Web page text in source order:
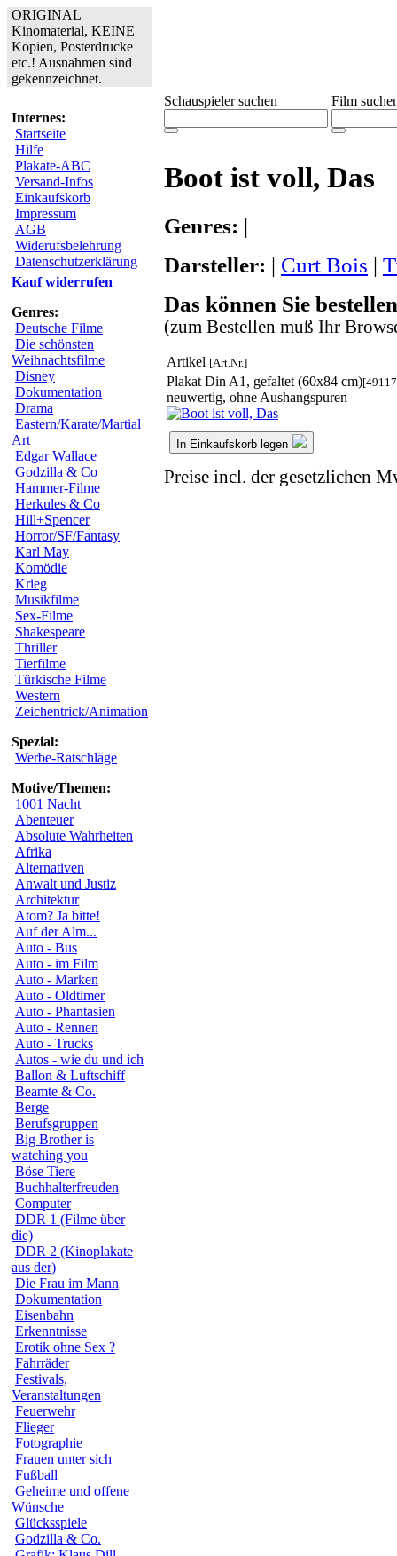
ORIGINAL
Kinomaterial, KEINE
Kopien, Posterdrucke
etc.! Ausnahmen sind
gekennzeichnet.
Internes:
Startseite
Hilfe
Plakate-ABC
Versand-Infos
Einkaufskorb
Impressum
AGB
Widerufsbelehrung
Datenschutzerklärung
Kauf widerrufen
Genres:
Deutsche Filme
Die schönsten
Weihnachtsfilme
Disney
Dokumentation
Drama
Eastern/Karate/Martial
Art
Edgar Wallace
Godzilla & Co
Hammer-Filme
Herkules & Co
Hill+Spencer
Horror/SF/Fantasy
Karl May
Komödie
Krieg
Musikfilme
Sex-Filme
Shakespeare
Thriller
Tierfilme
Türkische Filme
Western
Zeichentrick/Animation
Spezial:
Werbe-Ratschläge
Motive/Themen:
1001 Nacht
Abenteuer
Absolute Wahrheiten
Afrika
Alternativen
Anwalt und Justiz
Architektur
Atom? Ja bitte!
Auf der Alm...
Auto - Bus
Auto - im Film
Auto - Marken
Auto - Oldtimer
Auto - Phantasien
Auto - Rennen
Auto - Trucks
Autos - wie du und ich
Ballon & Luftschiff
Beamte & Co.
Berge
Berufsgruppen
Big Brother is
watching you
Böse Tiere
Buchhalterfreuden
Computer
DDR 1 (Filme über
die)
DDR 2 (Kinoplakate
aus der)
Die Frau im Mann
Dokumentation
Eisenbahn
Erkenntnisse
Erotik ohne Sex ?
Fahrräder
Festivals,
Veranstaltungen
Feuerwehr
Flieger
Fotographie
Frauen unter sich
Fußball
Geheime und offene
Wünsche
Glücksspiele
Godzilla & Co.
Schauspieler suchen Film
Boot ist voll, Das
Genres: |
Darsteller: | Curt Bois |
Das können Sie
(zum Bestellen muß Ihr
Artikel [Art.Nr.]
Plakat Din A1, gefaltet (60x84 cm)
neuwertig, ohne Aushangspuren
In Einkaufskorb legen
Preise incl. der gesetzlichen